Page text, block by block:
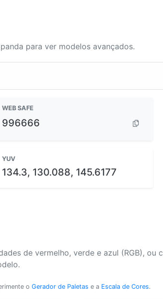
para ver modelos avançados.
WEB SAFE
996666
YUV
134.3, 130.088, 145.6177
de vermelho, verde e azul (RGB), ou
o Gerador de Paletas e a Escala de Cores.